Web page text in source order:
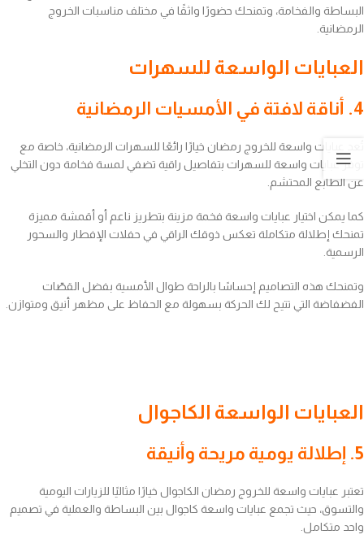
البساطة والفخامة، وتمنحك حضورًا واثقًا في مختلف مناسبات الخروج
الرمضانية.
العبايات الواسعة للسهرات
4. أناقة لافتة في الأمسيات الرمضانية
تُعد عبايات واسعة للخروج رمضان خيارًا رائعًا للسهرات الرمضانية، خاصة مع
توفر عبايات واسعة للسهرات بتفاصيل راقية تضفي لمسة فخامة دون التخلي
عن الطابع المحتشم.
كما يمكن اختيار عبايات واسعة فخمة مزينة بتطريز ناعم أو أقمشة مميزة
تمنحك إطلالة متكاملة تعكس ذوقك الراقي في حفلات الإفطار والسحور
الرسمية.
وتمنحك هذه التصاميم إحساسًا بالراحة طوال الأمسية بفضل القصّات
الفضفاضة التي تتيح لك الحركة بسهولة مع الحفاظ على مظهر أنيق ومتوازن.
العبايات الواسعة الكاجوال
5. إطلالة يومية مريحة وأنيقة
تعتبر عبايات واسعة للخروج رمضان الكاجوال خيارًا مثاليًا للزيارات اليومية
والتسوق، حيث تجمع عبايات واسعة كاجوال بين البساطة والعملية في تصميم
واحد متكامل.